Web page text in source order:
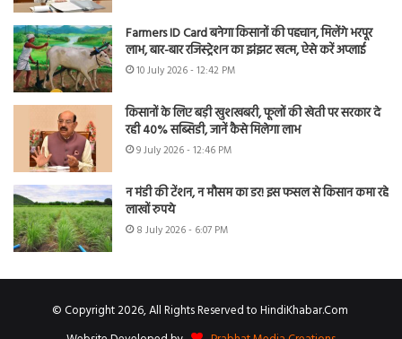
Farmers ID Card बनेगा किसानों की पहचान, मिलेंगे भरपूर
लाभ, बार-बार रजिस्ट्रेशन का झंझट खत्म, ऐसे करें अप्लाई
10 July 2026 - 12:42 PM
किसानों के लिए बड़ी खुशखबरी, फूलों की खेती पर सरकार दे
रही 40% सब्सिडी, जानें कैसे मिलेगा लाभ
9 July 2026 - 12:46 PM
न मंडी की टेंशन, न मौसम का डर! इस फसल से किसान कमा रहे
लाखों रुपये
8 July 2026 - 6:07 PM
© Copyright 2026, All Rights Reserved to HindiKhabar.Com